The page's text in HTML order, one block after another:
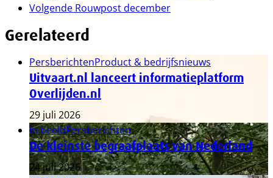
Volgende Rouwpost december
Gerelateerd
PersberichtenProduct & bedrijfsnieuws
Uitvaart.nl lanceert informatieplatform
Overlijden.nl
29 juli 2026
In beeldPersberichten
De kleinste begraafplaats van Nederland
24 juli 2026